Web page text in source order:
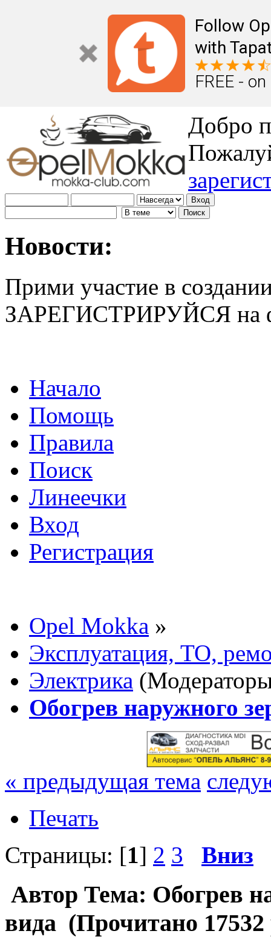
Follow
with
FREE -
Добро
Новости:
Прими участие в
ЗАРЕГИСТРИРУЙСЯ на
Начало
Помощь
Правила
Поиск
Линеечки
Вход
Регистрация
Opel Mokka »
Эксплуатация, ТО,
Электрика
Обогрев наружного
« предыдущая тема
Печать
Страницы: [1] 2 3 Вниз
Автор Тема: Обогрев
вида (Прочитано 17532